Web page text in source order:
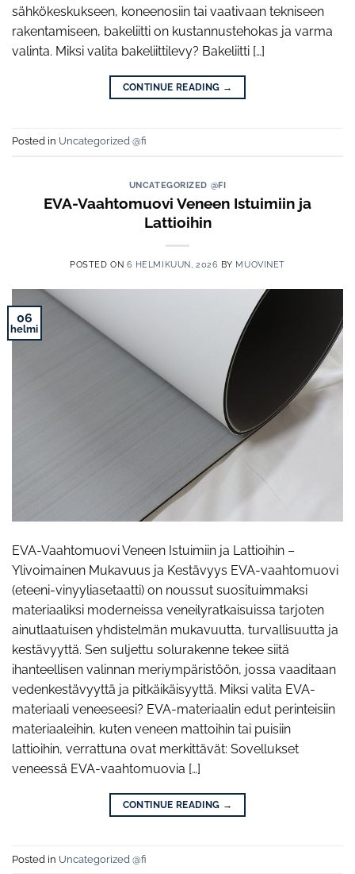
sähkökeskukseen, koneenosiin tai vaativaan tekniseen
rakentamiseen, bakeliitti on kustannustehokas ja varma
valinta. Miksi valita bakeliittilevy? Bakeliitti […]
CONTINUE READING →
Posted in Uncategorized @fi
UNCATEGORIZED @FI
EVA-Vaahtomuovi Veneen Istuimiin ja
Lattioihin
POSTED ON 6 HELMIKUUN, 2026 BY MUOVINET
06
helmi
EVA-Vaahtomuovi Veneen Istuimiin ja Lattioihin –
Ylivoimainen Mukavuus ja Kestävyys EVA-vaahtomuovi
(eteeni-vinyyliasetaatti) on noussut suosituimmaksi
materiaaliksi moderneissa veneilyratkaisuissa tarjoten
ainutlaatuisen yhdistelmän mukavuutta, turvallisuutta ja
kestävyyttä. Sen suljettu solurakenne tekee siitä
ihanteellisen valinnan meriympäristöön, jossa vaaditaan
vedenkestävyyttä ja pitkäikäisyyttä. Miksi valita EVA-
materiaali veneeseesi? EVA-materiaalin edut perinteisiin
materiaaleihin, kuten veneen mattoihin tai puisiin
lattioihin, verrattuna ovat merkittävät: Sovellukset
veneessä EVA-vaahtomuovia […]
CONTINUE READING →
Posted in Uncategorized @fi